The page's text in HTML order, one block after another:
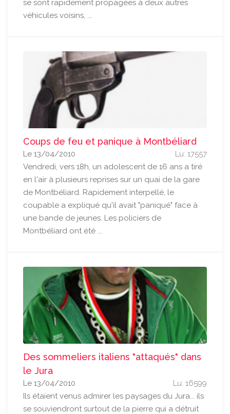
se sont rapidement propagées à deux autres
véhicules voisins, ...
Coups de feu et panique à Montbéliard
Lu: 17557
Le 13/04/2010
Vendredi, vers 18h, un adolescent de 16 ans a tiré
en l'air à plusieurs reprises sur un quai de la gare
de Montbéliard. Rapidement interpellé, le
coupable a expliqué qu'il avait "paniqué" face à
une bande de jeunes. Les policiers de
Montbéliard ont été ...
Des sommeliers italiens "attaqués" dans
le Jura
Lu: 16599
Le 13/04/2010
Ils étaient venus admirer les paysages du Jura... ils
se souviendront surtout de la pierre qui a détruit